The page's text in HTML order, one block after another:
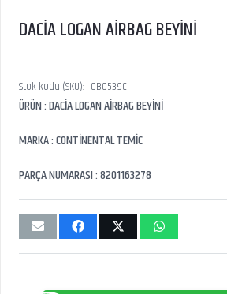
DACİA LOGAN AİRBAG BEYİNİ
Stok kodu (SKU): GB0539C
ÜRÜN : DACİA LOGAN AİRBAG BEYİNİ
MARKA : CONTİNENTAL TEMİC
PARÇA NUMARASI : 8201163278